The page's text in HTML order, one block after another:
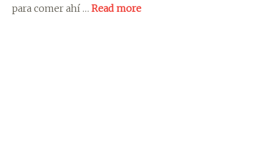
para comer ahí … Read more